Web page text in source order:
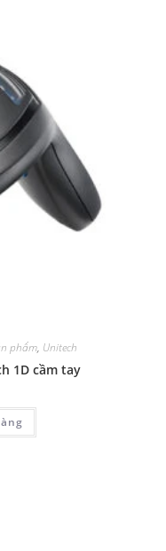
phẩm, Unitech
1D cầm tay